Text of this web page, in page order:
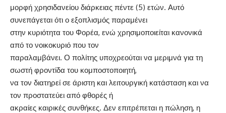
μορφή χρησιδανείου διάρκειας πέντε (5) ετών. Αυτό
συνεπάγεται ότι ο εξοπλισμός παραμένει
στην κυριότητα του Φορέα, ενώ χρησιμοποιείται κανονικά
από το νοικοκυριό που τον
παραλαμβάνει. Ο πολίτης υποχρεούται να μεριμνά για τη
σωστή φροντίδα του κομποστοποιητή,
να τον διατηρεί σε άριστη και λειτουργική κατάσταση και να
τον προστατεύει από φθορές ή
ακραίες καιρικές συνθήκες. Δεν επιτρέπεται η πώληση, η